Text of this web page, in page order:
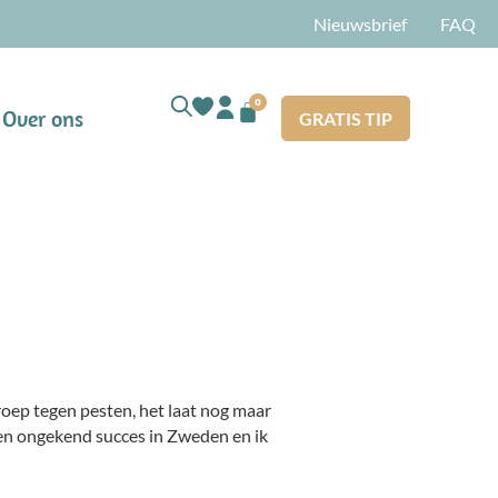
Nieuwsbrief FAQ
Over ons
0
GRATIS TIP
tegen pesten, het laat nog maar
ongekend succes in Zweden en ik